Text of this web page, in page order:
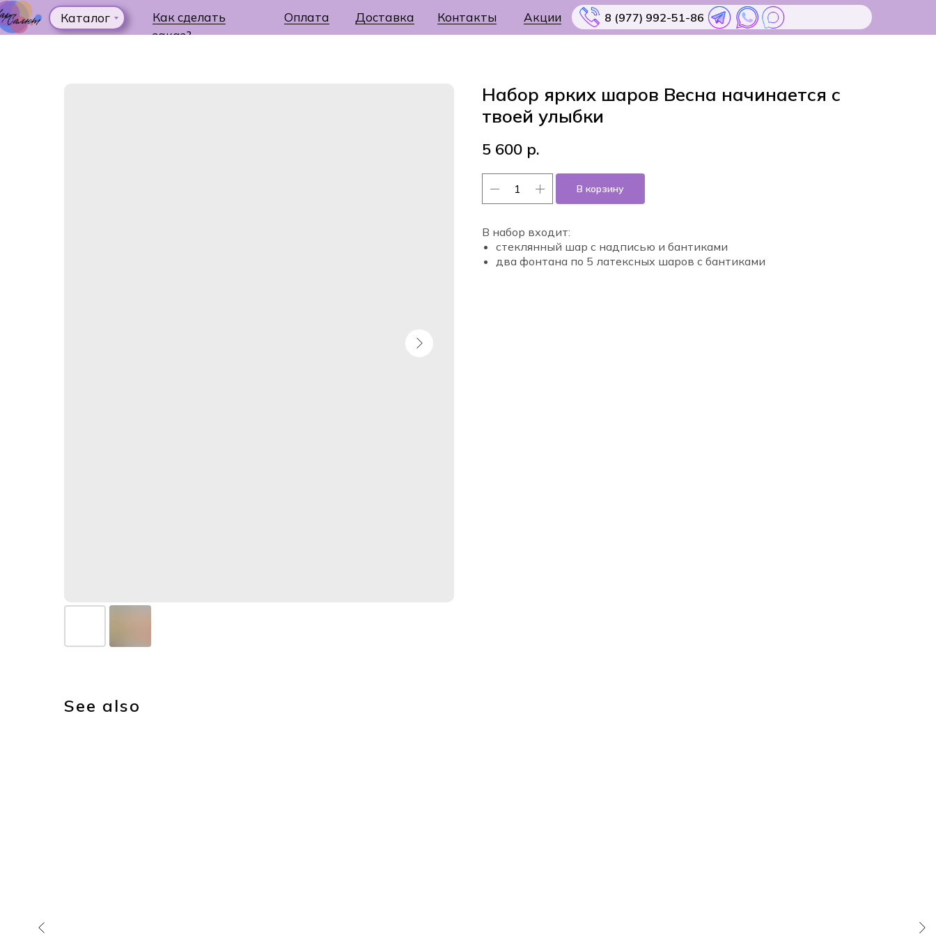
Доставка
Как сделать
заказ?
Оплата Акции
Контакты 8 (977) 992-51-86
Каталог
Набор ярких шаров Весна начинается с
твоей улыбки
5 600 р.
В корзину
В набор входит:
стеклянный шар с надписью и бантиками
два фонтана по 5 латексных шаров с бантиками
See also